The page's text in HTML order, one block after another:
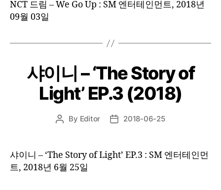
NCT 드림 – We Go Up : SM 엔터테인먼트, 2018년
09월 03일
샤이니 – ‘The Story of
Light’ EP.3 (2018)
Post
By Editor
Post2018-06-25
샤이니 – ‘The Story of Light’ EP.3 : SM 엔터테인먼
트, 2018년 6월 25일